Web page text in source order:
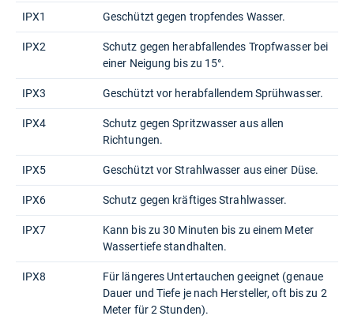
IPX1 Geschützt gegen tropfendes Wasser.
IPX2
Schutz gegen herabfallendes Tropfwasser bei
einer Neigung bis zu 15°.
IPX3 Geschützt vor herabfallendem Sprühwasser.
IPX4
Schutz gegen Spritzwasser aus allen
Richtungen.
IPX5 Geschützt vor Strahlwasser aus einer Düse.
IPX6 Schutz gegen kräftiges Strahlwasser.
IPX7
Kann bis zu 30 Minuten bis zu einem Meter
Wassertiefe standhalten.
IPX8
Für längeres Untertauchen geeignet (genaue
Dauer und Tiefe je nach Hersteller, oft bis zu 2
Meter für 2 Stunden).